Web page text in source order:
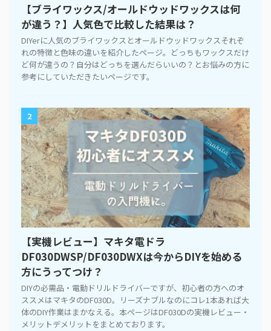
【ブライワックス/オールドウッドワックスは何
が違う？】人気色で比較した結果は？
DIYerに人気のブライワックスとオールドウッドワックスそれぞ
れの特徴と色味の違いを紹介したページ。どっちもワックスだけ
ど何が違うの？自分はどっちを選んだらいいの？とお悩みの方に
参考にしていただきたいページです。
2
【実機レビュー】マキタ電ドラ
DF030DWSP/DF030DWXは今からDIYを始める
方にうってつけ？
DIYの必需品・電動ドリルドライバーですが、初心者の方へのオ
ススメはマキタのDF030D。リーズナブルなのにコレ1本あれば大
体のDIY作業はまかなえる。本ページはDF030Dの実機レビュー・
メリットデメリットをまとめております。